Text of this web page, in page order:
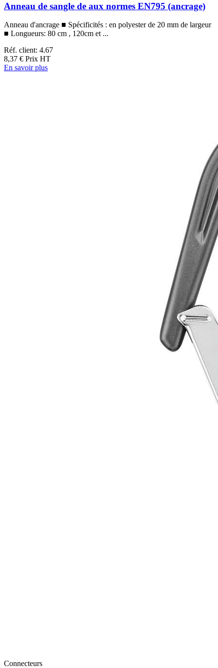
Anneau de sangle de aux normes EN795 (ancrage)
Anneau d'ancrage ■ Spécificités : en polyester de 20 mm de largeur
■ Longueurs: 80 cm , 120cm et ...
Réf. client: 4.67
8,37 € Prix HT
En savoir plus
Connecteurs